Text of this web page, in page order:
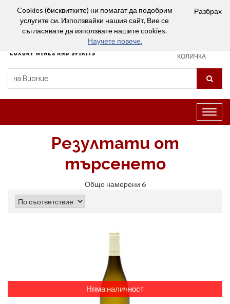
Разбрах
Cookies (бисквитките) ни помагат да подобрим
услугите си. Използвайки нашия сайт, Вие се
съгласявате да използвате нашите cookies.
Научете повече.
КОЛИЧКА
на
Резултати от
търсенето
Общо намерени 6
Няма наличност